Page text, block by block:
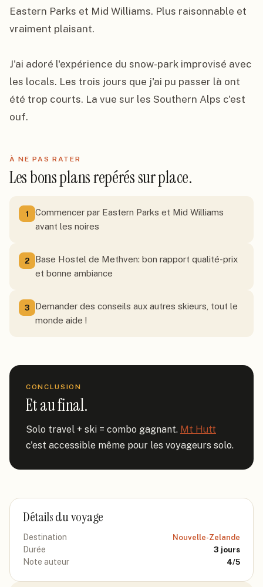
Eastern Parks et Mid Williams. Plus raisonnable et
vraiment plaisant.
J'ai adoré l'expérience du snow-park improvisé avec
les locals. Les trois jours que j'ai pu passer là ont
été trop courts. La vue sur les Southern Alps c'est
ouf.
À NE PAS RATER
Les bons plans repérés sur place.
1
Commencer par Eastern Parks et Mid Williams
avant les noires
2
Base Hostel de Methven: bon rapport qualité-prix
et bonne ambiance
3
Demander des conseils aux autres skieurs, tout le
monde aide !
CONCLUSION
Et au final.
Solo travel + ski = combo gagnant. Mt Hutt
c'est accessible même pour les voyageurs solo.
Détails du voyage
Destination Nouvelle-Zelande
Durée 3 jours
Note auteur 4/5